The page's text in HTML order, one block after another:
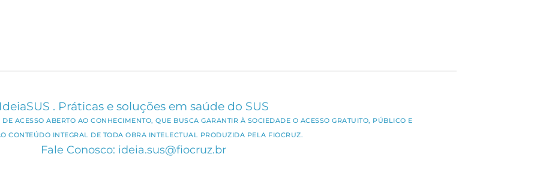
IdeiaSUS . Práticas e soluções em saúde do SUS
ACESSO ABERTO AO CONHECIMENTO, QUE BUSCA GARANTIR À SOCIEDADE O ACESSO GRATUITO, PÚBLICO E
CONTEÚDO INTEGRAL DE TODA OBRA INTELECTUAL PRODUZIDA PELA FIOCRUZ.
Fale Conosco: ideia.sus@fiocruz.br